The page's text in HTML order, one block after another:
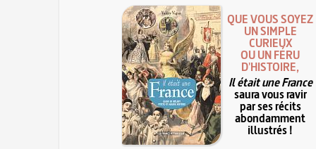
QUE VOUS SOYEZ
UN SIMPLE
CURIEUX
OU UN FÉRU
D'HISTOIRE,
Il était une France
saura vous ravir
par ses récits
abondamment
illustrés !